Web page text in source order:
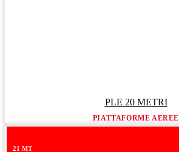
PLE 20 METRI
PIATTAFORME AEREE
21 MT